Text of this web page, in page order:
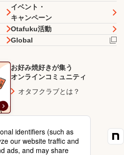
イベント・
キャンペーン
Otafuku活動
Global
お好み焼好きが集う
オンラインコミュニティ
オタフクラブとは？